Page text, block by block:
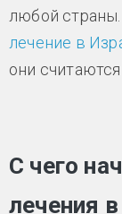
любой
лечение в
они
С чего
лечения